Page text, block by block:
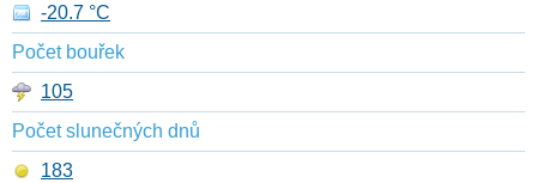
-20.7 °C
Počet bouřek
105
Počet slunečných dnů
183